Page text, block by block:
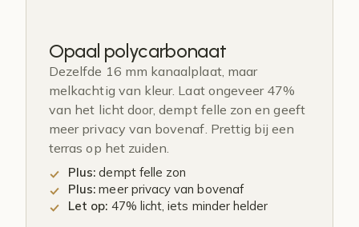
Opaal polycarbonaat
Dezelfde 16 mm kanaalplaat, maar
melkachtig van kleur. Laat ongeveer 47%
van het licht door, dempt felle zon en geeft
meer privacy van bovenaf. Prettig bij een
terras op het zuiden.
Plus: dempt felle zon
Plus: meer privacy van bovenaf
Let op: 47% licht, iets minder helder